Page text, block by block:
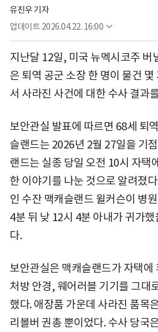
유진우 기자
업데이트 2026.04.22. 16:00
지난달 12일, 미국 뉴멕시코주 버
은 퇴역 공군 소장 한 명이 물건 몇
서 사라진 사건에 대한 수사 결과
보안관실 발표에 따르면 68세 퇴
슬랜드는 2026년 2월 27일을 기
랜드는 실종 당일 오전 10시 자택
한 이야기를 나눈 것으로 알려졌
인 수잔 맥캐슬랜드 윌커슨이 병
4분 뒤 낮 12시 4분 아내가 귀가
다.
보안관실은 맥캐슬랜드가 자택에
처방 안경, 웨어러블 기기를 그대
했다. 애장품 가운데 사라진 품목
리볼버 권총 뿐이었다. 수사 당국